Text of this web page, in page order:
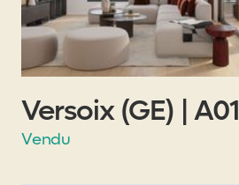
Versoix (GE) | A01
Vendu